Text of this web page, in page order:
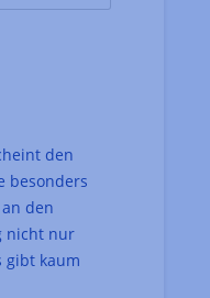
den
besonders
den
nicht nur
gibt kaum